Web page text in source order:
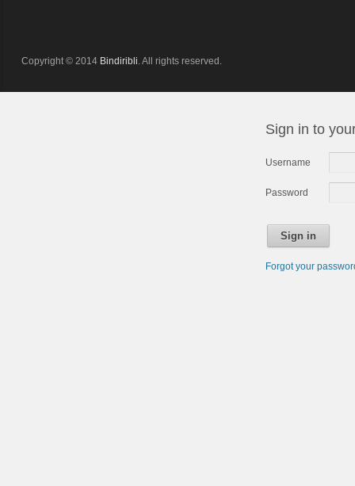
Copyright © 2014 Bindiribli. All rights reserved.
Sign in to
Username
Password
Sign in
Forgot your